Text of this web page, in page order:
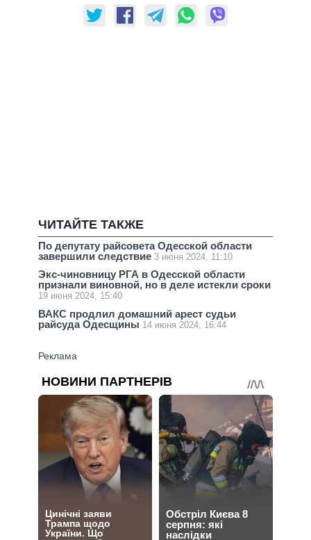
ЧИТАЙТЕ ТАКЖЕ
По депутату райсовета Одесской области
завершили следствие 3 июня 2024, 11:10
Экс-чиновницу РГА в Одесской области
признали виновной, но в деле истекли сроки
19 июня 2024, 15:40
ВАКС продлил домашний арест судьи
райсуда Одесщины 14 июня 2024, 16:44